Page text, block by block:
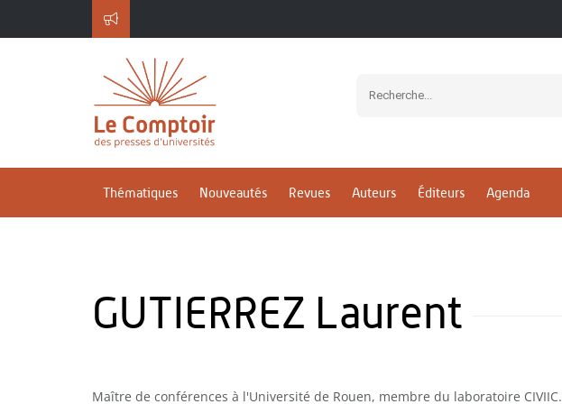
Thématiques Nouveautés Revues Auteurs Éditeurs Agenda
GUTIERREZ Laurent
Maître de conférences à l'Université de Rouen, membre du laboratoire CIVIIC.